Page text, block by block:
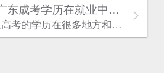
2025年广东成考学历在就业中有什么优势？
广东成人高考的学历在很多地方和普通成考的学历作用是一致的。以下是广东成考网为大家带来的“广东成考学历在就业中有什么优势”相关内容，详情如下：